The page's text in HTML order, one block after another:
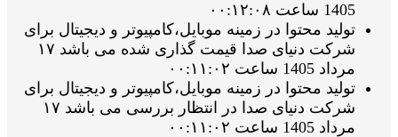
1405 ساعت ۰۰:۱۲:۰۸
تولید محتوا در زمینه موبایل،کامپیوتر و دیجیتال برای
شرکت دنیای صدا قیمت گذاری شده می باشد ۱۷
مرداد 1405 ساعت ۰۰:۱۱:۰۲
تولید محتوا در زمینه موبایل،کامپیوتر و دیجیتال برای
شرکت دنیای صدا در انتظار بررسی می باشد ۱۷
مرداد 1405 ساعت ۰۰:۱۱:۰۲